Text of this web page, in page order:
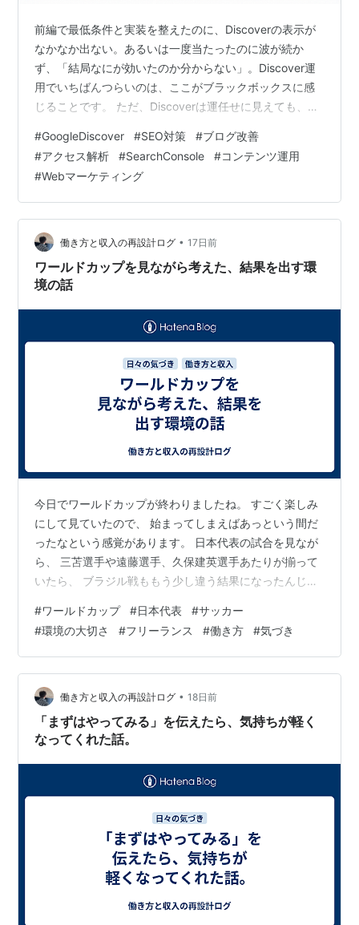
前編で最低条件と実装を整えたのに、Discoverの表示が
なかなか出ない。あるいは一度当たったのに波が続か
ず、「結局なにが効いたのか分からない」。Discover運
用でいちばんつらいのは、ここがブラックボックスに感
じることです。 ただ、Discoverは運任せに見えても、や
れない原因をパターン別に切り分ける」ことと、「当た
った要素をログ化して横展開する」ことです。逆に言う
と、闇雲に記事を増やしても、失敗の原因が残ったまま
だと同じ場所でつまずき続けます。 この記事（後編）で
は、まず“出ないときにありがちな失敗パターン”を、タイ
トル・画像・UX（…
#GoogleDiscover #SEO対策 #ブログ改善
#アクセス解析 #SearchConsole #コンテンツ運用
#Webマーケティング
働き方と収入の再設計ログ • 17日前
ワールドカップを見ながら考えた、結果を出す環
境の話
今日でワールドカップが終わりましたね。 すごく楽しみ
にして見ていたので、 始まってしまえばあっという間だ
ったなという感覚があります。 日本代表の試合を見なが
ら、 三苫選手や遠藤選手、久保建英選手あたりが揃って
いたら、 ブラジル戦ももう少し違う結果になったんじゃ
回優勝したスペインには、前回大会で日本が勝っている
んですよね。 そのことを改めて考えると、 日本のレベル
って本当に上がってきているんだなと感じます。 森保監
督になってから、チームとしての伸びを感じる場面が増
えた気がしますし、 今の代表選手はほとんどが海外のク
ラブに所属しています。 個々…
#ワールドカップ #日本代表 #サッカー
#環境の大切さ #フリーランス #働き方 #気づき
働き方と収入の再設計ログ • 18日前
「まずはやってみる」を伝えたら、気持ちが軽く
なってくれた話。